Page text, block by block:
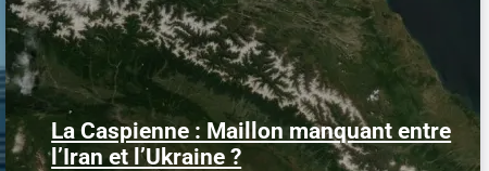
La Caspienne : Maillon manquant entre
l’Iran et l’Ukraine ?
Samedi 25 juillet 2026, des drones
ukrainiens ont frappé plusieurs cibles en
mer Caspienne, parmi...